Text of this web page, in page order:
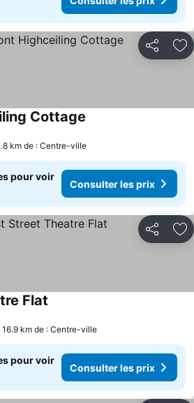
Partager
Cottage
km de : Centre-ville
pour voir
Consulter les prix
Partager
Flat
16.9 km de : Centre-ville
pour voir
Consulter les prix